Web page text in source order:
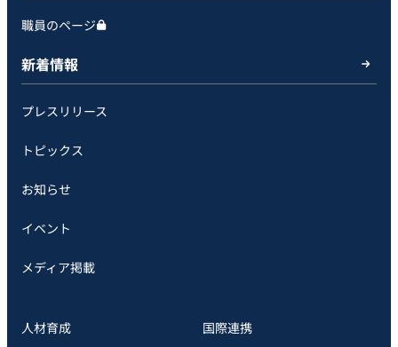
職員のページ
新着情報
プレスリリース
トピックス
お知らせ
イベント
メディア掲載
人材育成 国際連携